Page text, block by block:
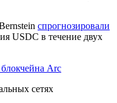
спрогнозировали
USDC в течение двух
блокчейна Arc
сетях